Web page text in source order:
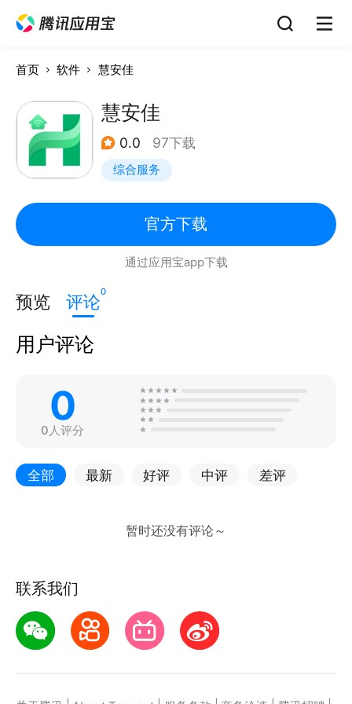
首页 软件 慧安佳
慧安佳
0.0 97下载
综合服务
官方下载
通过应用宝app下载
预览 评论0
用户评论
0
0人评分
全部 最新 好评 中评 差评
联系我们